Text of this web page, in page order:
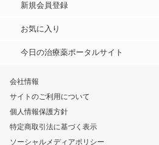
新規会員登録
お気に入り
今日の治療薬ポータルサイト
会社情報
サイトのご利用について
個人情報保護方針
特定商取引法に基づく表示
ソーシャルメディアポリシー